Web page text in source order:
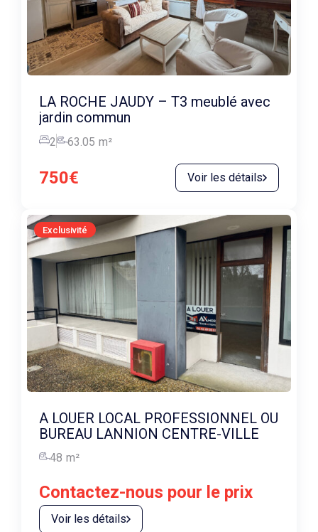
LA ROCHE JAUDY – T3 meublé avec
jardin commun
2 63.05 m²
750€ Voir les détails
Exclusivité
A LOUER LOCAL PROFESSIONNEL OU
BUREAU LANNION CENTRE-VILLE
48 m²
Contactez-nous pour le prix
Voir les détails